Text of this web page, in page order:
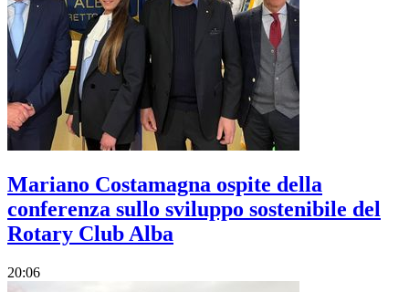
Mariano Costamagna ospite della
conferenza sullo sviluppo sostenibile del
Rotary Club Alba
20:06